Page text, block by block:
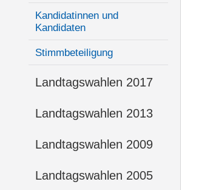
Kandidatinnen und
Kandidaten
Stimmbeteiligung
Landtagswahlen 2017
Landtagswahlen 2013
Landtagswahlen 2009
Landtagswahlen 2005